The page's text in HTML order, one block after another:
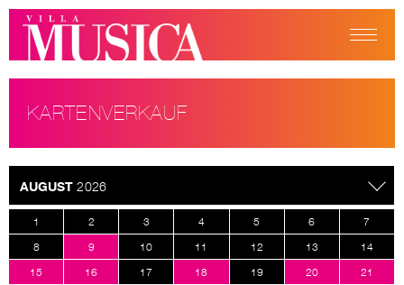
KARTENVERKAUF
AUGUST2026
1 2 3 4 5 6
7
8
9 10 11 12 13
14
15
16 17 18 19 20
21